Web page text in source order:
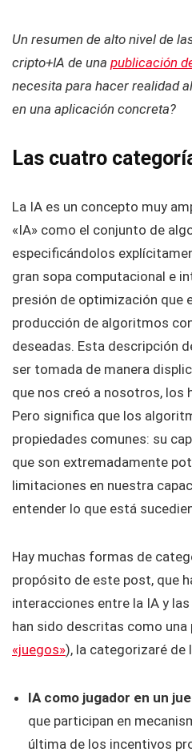
Un resumen de alto nivel de
cripto+IA de una publicación
necesita para hacer realidad
en una aplicación concreta?
Las cuatro
La IA es un concepto muy
«IA» como el conjunto de
especificándolos
gran sopa computacional e
presión de optimización que
producción de algoritmos
deseadas. Esta descripción
ser tomada de manera
que nos creó a nosotros, los
Pero significa que los
propiedades comunes: su
que son extremadamente
limitaciones en nuestra
entender lo que está
Hay muchas formas de
propósito de este post, que
interacciones entre la IA y
han sido descritas como
«juegos»), la categorizaré de
IA como jugador en un
que participan en
última de los incentivos